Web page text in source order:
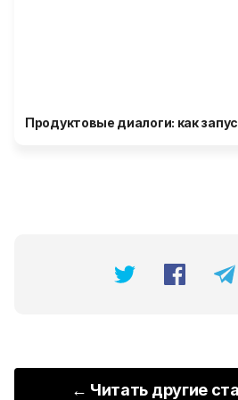
Продуктовые диалоги: как
← Читать другие